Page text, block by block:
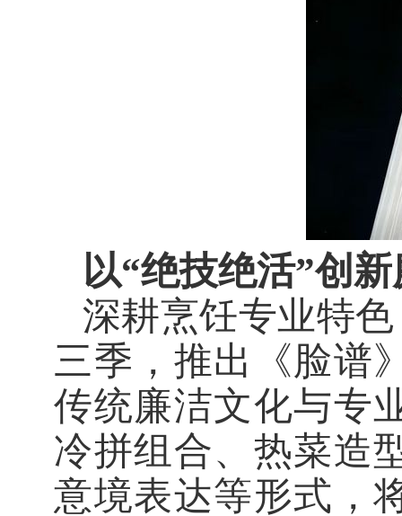
以“绝技绝活”创
深耕烹饪专业特
三季，推出《脸谱
传统廉洁文化与专
冷拼组合、热菜造
意境表达等形式，